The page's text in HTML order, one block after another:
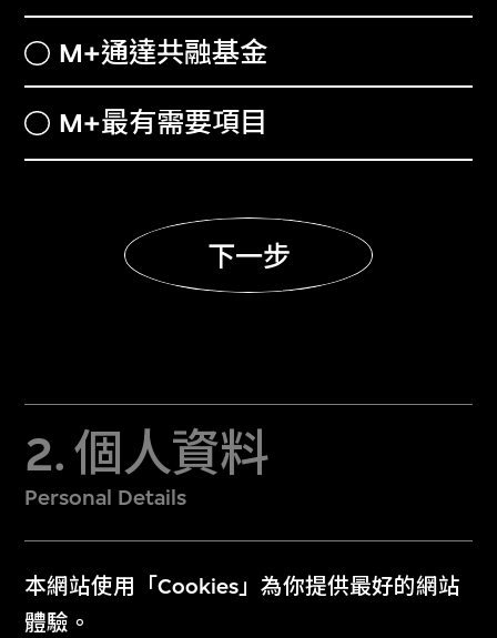
本網站使用「Cookies」為你提供最好的網站
體驗。
M+通達共融基金
M+最有需要項目
下一步
2. 個人資料
Personal Details
3. 捐款摘要